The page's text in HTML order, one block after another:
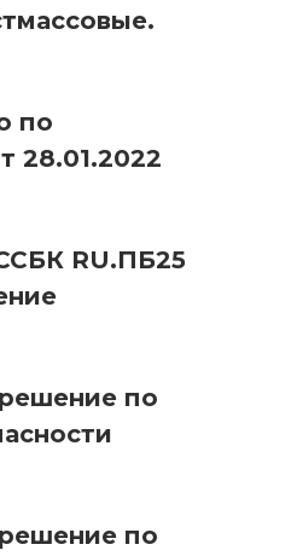
по
28.01.2022
RU.ПБ25
по
по